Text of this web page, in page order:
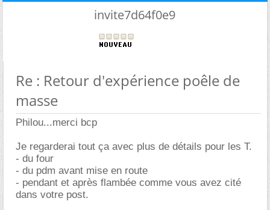
invite7d64f0e9
Re : Retour d'expérience poêle de
masse
Philou...merci bcp
Je regarderai tout ça avec plus de détails pour les T.
- du four
- du pdm avant mise en route
- pendant et après flambée comme vous avez cité
dans votre post.